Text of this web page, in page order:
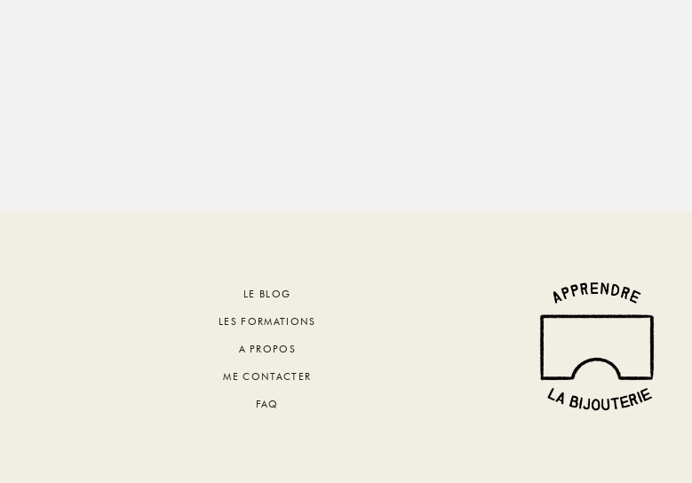
LE BLOG
LES FORMATIONS
A PROPOS
ME CONTACTER
FAQ